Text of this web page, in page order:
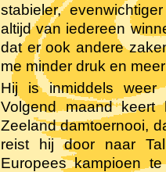
stabieler,
altijd van iedereen
dat er ook andere
me minder druk en
Hij is inmiddels
Volgend maand
Zeeland damtoernooi,
reist hij door naar
Europees kampioen